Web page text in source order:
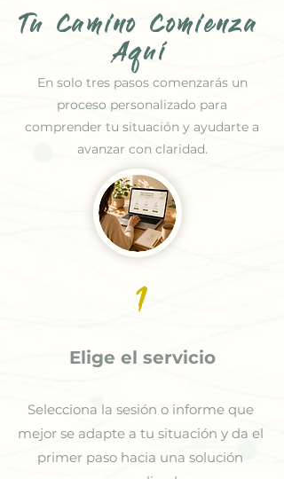
Tu Camino Comienza
Aquí
En solo tres pasos comenzarás un
proceso personalizado para
comprender tu situación y ayudarte a
avanzar con claridad.
1
Elige el servicio
Selecciona la sesión o informe que
mejor se adapte a tu situación y da el
primer paso hacia una solución